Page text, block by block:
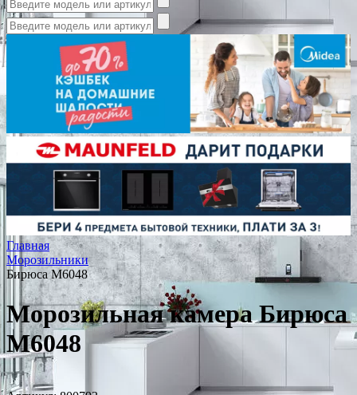
Главная
Морозильники
Бирюса M6048
Морозильная камера Бирюса
M6048